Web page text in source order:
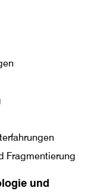
Fragmentierung
und